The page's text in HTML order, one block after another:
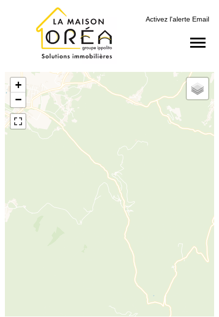
Activez l'alerte Email
+
−